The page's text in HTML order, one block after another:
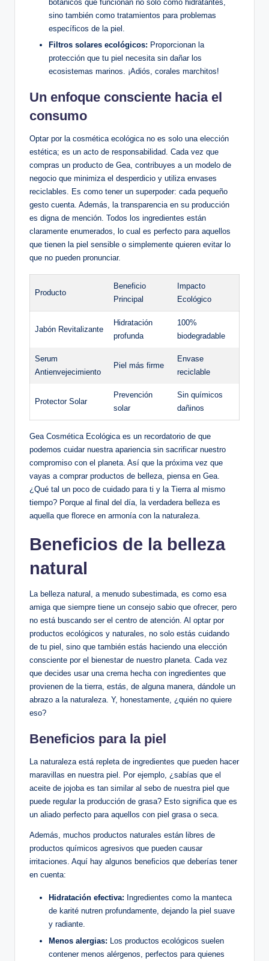
botánicos que funcionan no solo como hidratantes,
sino también como tratamientos para problemas
específicos de la piel.
Filtros solares ecológicos: Proporcionan la
protección que tu piel necesita sin dañar los
ecosistemas marinos. ¡Adiós, corales marchitos!
Un enfoque consciente hacia el
consumo
Optar por la cosmética ecológica no es solo una elección
estética; es un acto de responsabilidad. Cada vez que
compras un producto de Gea, contribuyes a un modelo de
negocio que minimiza el desperdicio y utiliza envases
reciclables. Es como tener un superpoder: cada pequeño
gesto cuenta. Además, la transparencia en su producción
es digna de mención. Todos los ingredientes están
claramente enumerados, lo cual es perfecto para aquellos
que tienen la piel sensible o simplemente quieren evitar lo
que no pueden pronunciar.
Producto
Beneficio
Principal
Impacto
Ecológico
Jabón Revitalizante
Hidratación
profunda
100%
biodegradable
Serum
Antienvejecimiento
Piel más firme
Envase
reciclable
Protector Solar
Prevención
solar
Sin químicos
dañinos
Gea Cosmética Ecológica es un recordatorio de que
podemos cuidar nuestra apariencia sin sacrificar nuestro
compromiso con el planeta. Así que la próxima vez que
vayas a comprar productos de belleza, piensa en Gea.
¿Qué tal un poco de cuidado para ti y la Tierra al mismo
tiempo? Porque al final del día, la verdadera belleza es
aquella que florece en armonía con la naturaleza.
Beneficios de la belleza
natural
La belleza natural, a menudo subestimada, es como esa
amiga que siempre tiene un consejo sabio que ofrecer, pero
no está buscando ser el centro de atención. Al optar por
productos ecológicos y naturales, no solo estás cuidando
de tu piel, sino que también estás haciendo una elección
consciente por el bienestar de nuestro planeta. Cada vez
que decides usar una crema hecha con ingredientes que
provienen de la tierra, estás, de alguna manera, dándole un
abrazo a la naturaleza. Y, honestamente, ¿quién no quiere
eso?
Beneficios para la piel
La naturaleza está repleta de ingredientes que pueden hacer
maravillas en nuestra piel. Por ejemplo, ¿sabías que el
aceite de jojoba es tan similar al sebo de nuestra piel que
puede regular la producción de grasa? Esto significa que es
un aliado perfecto para aquellos con piel grasa o seca.
Además, muchos productos naturales están libres de
productos químicos agresivos que pueden causar
irritaciones. Aquí hay algunos beneficios que deberías tener
en cuenta:
Hidratación efectiva: Ingredientes como la manteca
de karité nutren profundamente, dejando la piel suave
y radiante.
Menos alergias: Los productos ecológicos suelen
contener menos alérgenos, perfectos para quienes